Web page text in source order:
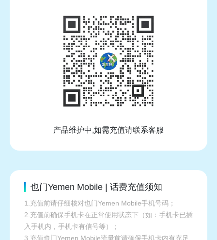
产品维护中,如需充值请联系客服
也门Yemen Mobile | 话费充值须知
1.充值前请仔细核对也门Yemen Mobile手机号码；
2.充值前确保手机卡在正常使用状态下（如：手机卡已插
入手机内，手机卡有信号等）；
3.充值也门Yemen Mobile流量前请确保手机卡内有充足